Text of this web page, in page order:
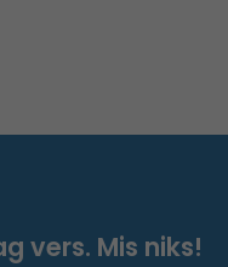
vers. Mis niks!